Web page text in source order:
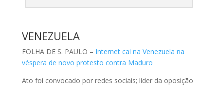
VENEZUELA
FOLHA DE S. PAULO – Internet cai na Venezuela na
véspera de novo protesto contra Maduro
Ato foi convocado por redes sociais; líder da oposição